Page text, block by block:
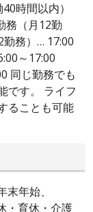
時間以内）
務（月12勤
務）… 17:00
～17:00
同じ勤務でも
です。 ライフ
ることも可能
年始、
・育休・介護